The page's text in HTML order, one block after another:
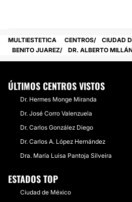
MULTIESTETICA CENTROS
CIUDAD
BENITO JUAREZ
DR. ALBERTO
ÚLTIMOS CENTROS VISTOS
Dr. Hermes Monge Miranda
Dr. José Corro Valenzuela
Dr. Carlos González Diego
Dr. Carlos A. López Hernández
Dra. María Luisa Pantoja Silveira
ESTADOS TOP
Ciudad de México